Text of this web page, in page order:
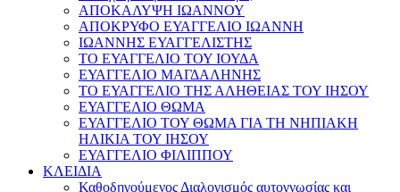
ΑΠΟΚΑΛΥΨΗ ΙΩΑΝΝΟΥ
ΑΠΟΚΡΥΦΟ ΕΥΑΓΓΕΛΙΟ ΙΩΑΝΝΗ
ΙΩΑΝΝΗΣ ΕΥΑΓΓΕΛΙΣΤΗΣ
ΤΟ ΕΥΑΓΓΕΛΙΟ ΤΟΥ ΙΟΥΔΑ
ΕΥΑΓΓΕΛΙΟ ΜΑΓΔΑΛΗΝΗΣ
ΤΟ ΕΥΑΓΓΕΛΙΟ ΤΗΣ ΑΛΗΘΕΙΑΣ ΤΟΥ ΙΗΣΟΥ
ΕΥΑΓΓΕΛΙΟ ΘΩΜΑ
ΕΥΑΓΓΕΛΙΟ ΤΟΥ ΘΩΜΑ ΓΙΑ ΤΗ ΝΗΠΙΑΚΗ
ΗΛΙΚΙΑ ΤΟΥ ΙΗΣΟΥ
ΕΥΑΓΓΕΛΙΟ ΦΙΛΙΠΠΟΥ
ΚΛΕΙΔΙΑ
Καθοδηγούμενος Διαλογισμός αυτογνωσίας και